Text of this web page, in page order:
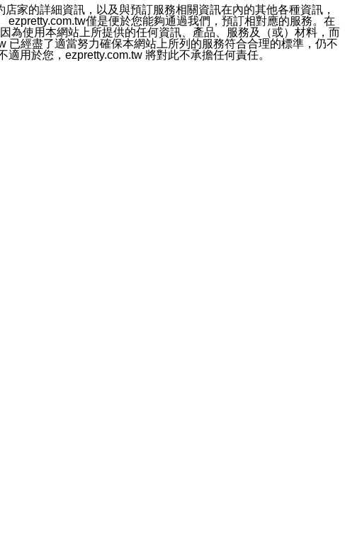
家的詳細資訊，以及與預訂服務相關資訊在內的其他各種資訊，
僅是便於您能夠通過我們，預訂相對應的服務。在
為使用本網站上所提供的任何資訊、產品、服務及（或）材料，而
已經盡了適當努力確保本網站上所列的服務符合合理的標準，仍不
用於您，ezpretty.com.tw 將對此不承擔任何責任。